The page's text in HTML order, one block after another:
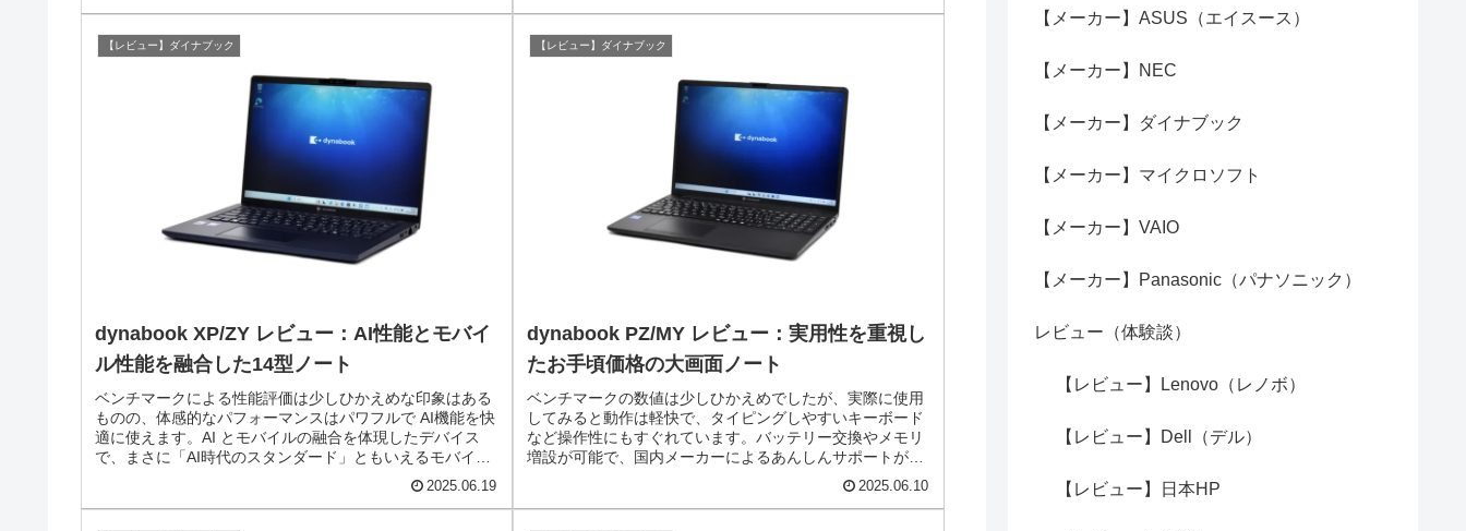
【レビュー】ダイナブック
dynabook XP/ZY レビュー：AI性能とモバイ
ル性能を融合した14型ノート
ベンチマークによる性能評価は少しひかえめな印象はある
ものの、体感的なパフォーマンスはパワフルで AI機能を快
適に使えます。AI とモバイルの融合を体現したデバイス
で、まさに「AI時代のスタンダード」ともいえるモバイル
2025.06.19
【レビュー】ダイナブック
dynabook PZ/MY レビュー：実用性を重視し
たお手頃価格の大画面ノート
ベンチマークの数値は少しひかえめでしたが、実際に使用
してみると動作は軽快で、タイピングしやすいキーボード
など操作性にもすぐれています。バッテリー交換やメモリ
増設が可能で、国内メーカーによるあんしんサポートが用
2025.06.10
【メーカー】ASUS（エイスース）
【メーカー】NEC
【メーカー】ダイナブック
【メーカー】マイクロソフト
【メーカー】VAIO
【メーカー】Panasonic（パナソニック）
レビュー（体験談）
【レビュー】Lenovo（レノボ）
【レビュー】Dell（デル）
【レビュー】日本HP